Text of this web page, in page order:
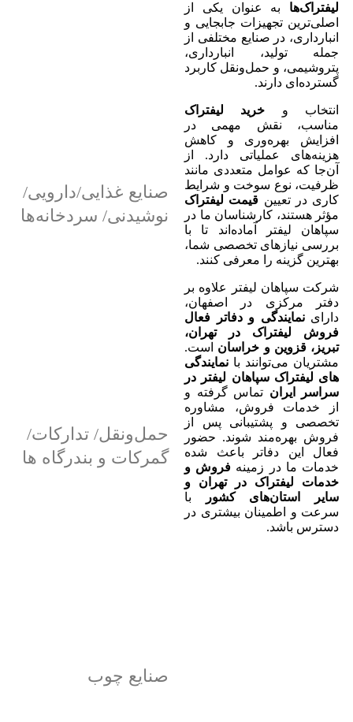
لیفتراک‌ها به عنوان یکی از
اصلی‌ترین تجهیزات جابجایی و
انبارداری، در صنایع مختلفی از
جمله تولید، انبارداری،
پتروشیمی، و حمل‌ونقل کاربرد
گسترده‌ای دارند.
انتخاب و خرید لیفتراک
مناسب، نقش مهمی در
افزایش بهره‌وری و کاهش
هزینه‌های عملیاتی دارد. از
آن‌جا که عوامل متعددی مانند
ظرفیت، نوع سوخت و شرایط
کاری در تعیین قیمت لیفتراک
مؤثر هستند، کارشناسان ما در
سپاهان لیفتر آماده‌اند تا با
بررسی نیازهای تخصصی شما،
بهترین گزینه را معرفی کنند.
شرکت سپاهان لیفتر علاوه بر
دفتر مرکزی در اصفهان،
داراینمایندگی و دفاتر فعال
فروش لیفتراک در تهران،
تبریز، قزوین و خراسان است.
مشتریان می‌توانند با نمایندگی
های لیفتراک سپاهان لیفتر در
سراسر ایران تماس گرفته و
از خدمات فروش، مشاوره
تخصصی و پشتیبانی پس از
فروش بهره‌مند شوند. حضور
فعال این دفاتر باعث شده
خدمات ما در زمینه فروش و
خدمات لیفتراک در تهران و
سایر استان‌های کشور
با
سرعت و اطمینان بیشتری در
دسترس باشد.
صنایع غذایی/دارویی/
نوشیدنی/ سردخانه‌ها
حمل‌ونقل/ تدارکات/
گمرکات و بندرگاه ها
صنایع چوب